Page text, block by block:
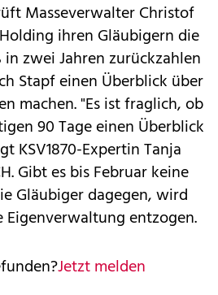
Masseverwalter Christof
ihren Gläubigern die
zwei Jahren zurückzahlen
Stapf einen Überblick über
machen. "Es ist fraglich, ob
90 Tage einen Überblick
KSV1870-Expertin Tanja
Gibt es bis Februar keine
Gläubiger dagegen, wird
Eigenverwaltung entzogen.
Jetzt melden